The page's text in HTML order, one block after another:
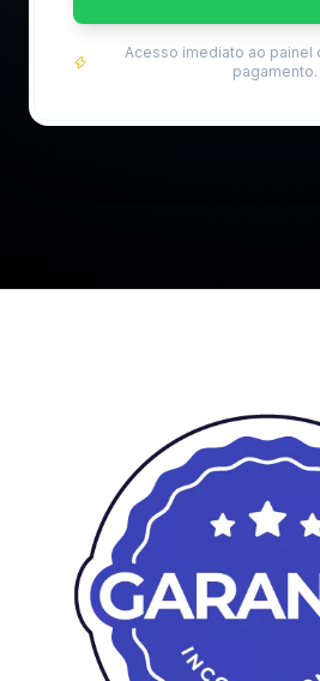
Acesso imediato ao painel
pagamento.